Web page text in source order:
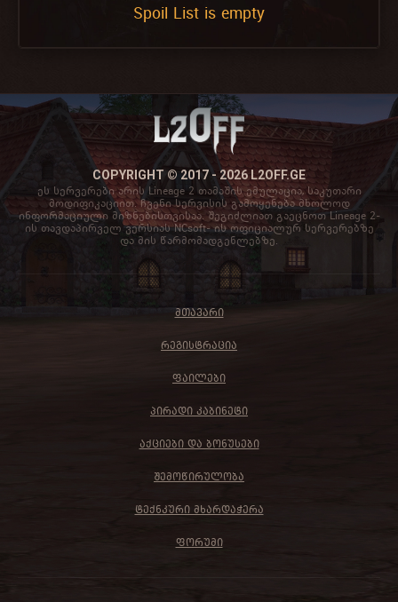
Spoil List is empty
COPYRIGHT © 2017 - 2026 L2OFF.GE
ეს სერვერები არის Lineage 2 თამაშის ემულაცია, საკუთარი
მოდიფიკაციით. ჩვენი სერვისის გამოყენება მხოლოდ
ინფორმაციული მიზნებისთვისაა. შეგიძლიათ გაეცნოთ Lineage 2-
ის თავდაპირველ ვერსიას NCsoft- ის ოფიციალურ სერვერებზე
და მის წარმომადგენლებზე.
ᲛᲗᲐᲕᲐᲠᲘ
ᲠᲔᲒᲘᲡᲢᲠᲐᲪᲘᲐ
ᲤᲐᲘᲚᲔᲑᲘ
ᲞᲘᲠᲐᲓᲘ ᲙᲐᲑᲘᲜᲔᲢᲘ
ᲐᲥᲪᲘᲔᲑᲘ ᲓᲐ ᲑᲝᲜᲣᲡᲔᲑᲘ
ᲨᲔᲛᲝᲬᲘᲠᲣᲚᲝᲑᲐ
ᲢᲔᲥᲜᲙᲣᲠᲘ ᲛᲮᲐᲠᲓᲐᲭᲔᲠᲐ
ᲤᲝᲠᲣᲛᲘ